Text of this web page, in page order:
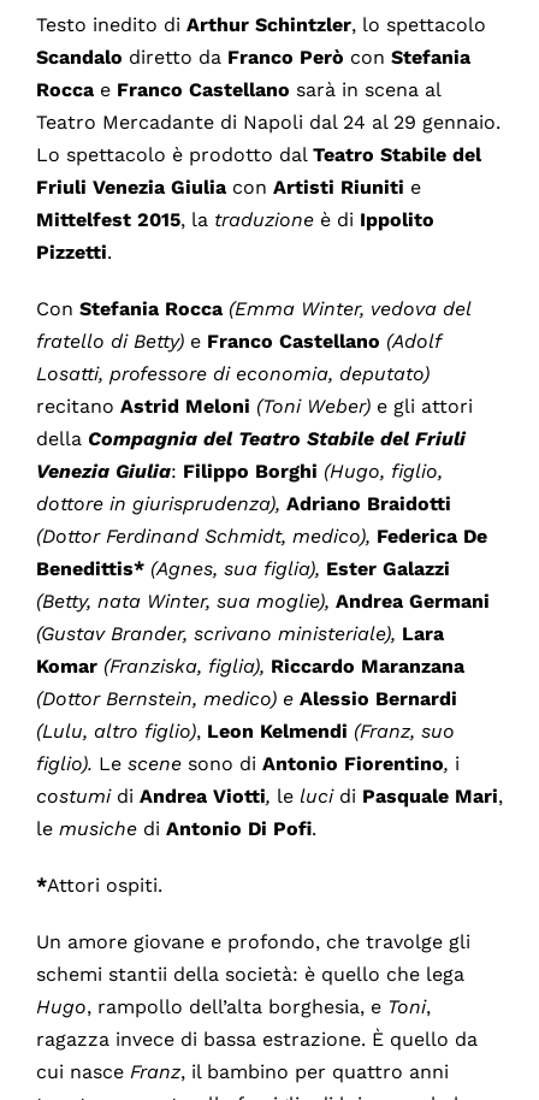
Testo inedito di Arthur Schintzler, lo spettacolo
Scandalo diretto da Franco Però con Stefania
Rocca eFranco Castellano sarà in scena al
Teatro Mercadante di Napoli dal 24 al 29 gennaio.
Lo spettacolo è prodotto dal Teatro Stabile del
Friuli Venezia Giulia con Artisti Riuniti e
Mittelfest 2015, la traduzione è di Ippolito
Pizzetti.
Con Stefania Rocca (Emma Winter, vedova del
fratello di Betty)e Franco Castellano (Adolf
Losatti, professore di economia, deputato)
recitano Astrid Meloni (Toni Weber)e gli attori
dellaCompagnia del Teatro Stabile del Friuli
Venezia Giulia: Filippo Borghi (Hugo, figlio,
dottore in giurisprudenza), Adriano Braidotti
(Dottor Ferdinand Schmidt, medico), Federica De
Benedittis* (Agnes, sua figlia), Ester Galazzi
(Betty, nata Winter, sua moglie), Andrea Germani
(Gustav Brander, scrivano ministeriale), Lara
Komar (Franziska, figlia), Riccardo Maranzana
(Dottor Bernstein, medico) e Alessio Bernardi
(Lulu, altro figlio), Leon Kelmendi (Franz, suo
figlio). Lescene sono di Antonio Fiorentino, i
costumi di Andrea Viotti, le luci di Pasquale Mari,
le musiche di Antonio Di Pofi.
*Attori ospiti.
Un amore giovane e profondo, che travolge gli
schemi stantii della società: è quello che lega
Hugo, rampollo dell’alta borghesia, e Toni,
ragazza invece di bassa estrazione. È quello da
cui nasce Franz, il bambino per quattro anni